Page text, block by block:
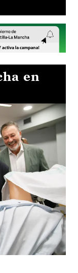
en